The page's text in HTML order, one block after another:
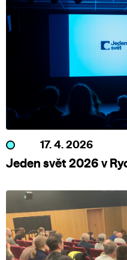
17. 4. 2026
Jeden svět 2026 v